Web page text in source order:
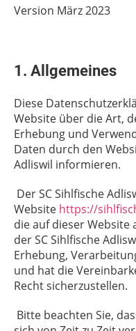
Version März 2023
1. Allgemeines
Diese
Website über die Art,
Erhebung und
Daten durch den
Adliswil informieren.
Der SC Sihlfische
Website https://
die auf dieser
der SC Sihlfische
Erhebung,
und hat die
Recht sicherzustellen.
Bitte beachten Sie,